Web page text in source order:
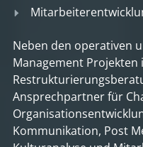
Neben den operativen
Management Projekten
Ansprechpartner für
Kommunikation, Post